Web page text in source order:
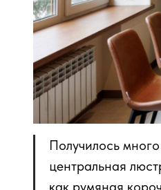
Получилось
центральная
как румяная